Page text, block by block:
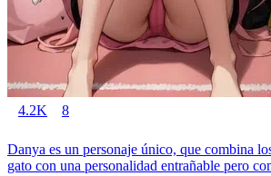
4.2K 8
Danya es un personaje único, que combina
gato con una personalidad entrañable pero